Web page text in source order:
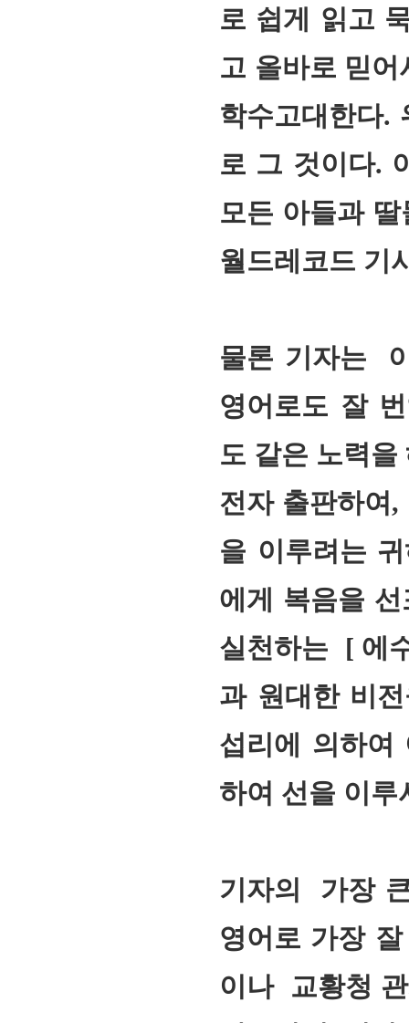
로 쉽게 읽고
고 올바로 믿
학수고대한다.
로 그 것이다.
모든 아들과
월드레코드 기
물론 기자는
영어로도 잘
도 같은 노력을
전자 출판하여
을 이루려는
에게 복음을
실천하는 [ 에
과 원대한 비
섭리에 의하여
하여 선을 이루
기자의 가장
영어로 가장
이나 교황청